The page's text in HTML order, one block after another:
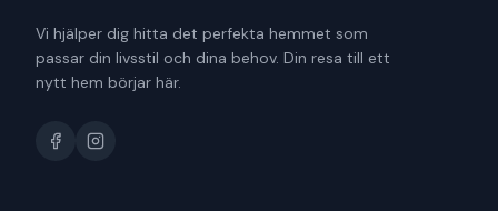
Vi hjälper dig hitta det perfekta hemmet som
passar din livsstil och dina behov. Din resa till ett
nytt hem börjar här.